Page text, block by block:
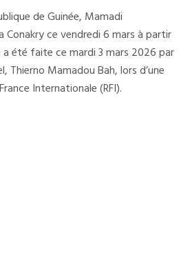
Le
Président
Mamadi
Doumbouya
Attendu
À
Conakry
Vendredi
Prochain
de Guinée, Mamadi
Conakry ce vendredi 6 mars à partir
a été faite ce mardi 3 mars 2026 par
Thierno Mamadou Bah, lors d’une
Internationale (RFI).